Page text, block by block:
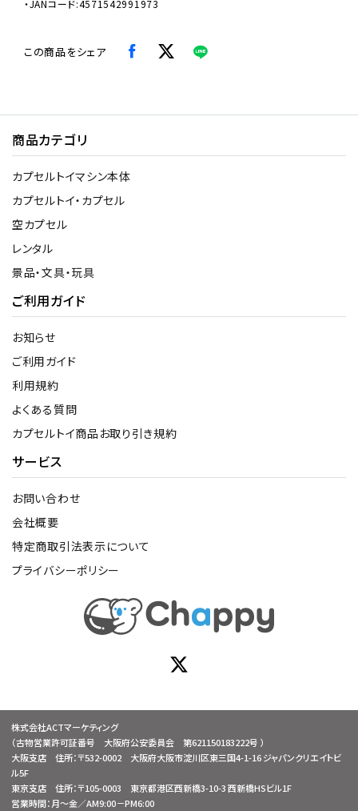
・JANコード:4571542991973
この商品をシェア
商品カテゴリ
カプセルトイマシン本体
カプセルトイ・カプセル
空カプセル
レンタル
景品・文具・玩具
ご利用ガイド
お知らせ
ご利用ガイド
利用規約
よくある質問
カプセルトイ商品お取り引き規約
サービス
お問い合わせ
会社概要
特定商取引法表示について
プライバシーポリシー
株式会社ACTマーケティング
（古物営業許可証番号 大阪府公安委員会 第621150183222号 ）
大阪支店 住所：〒532-0002 大阪府大阪市淀川区東三国4-1-16 ジャパンクリエイトビ
ル5F
東京支店 住所：〒105-0003 東京都港区西新橋3-10-3 西新橋HSビル1F
営業時間：月～金／AM9:00－PM6:00